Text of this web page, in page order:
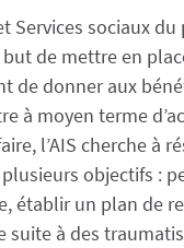
Services sociaux
de mettre en
de donner aux
à moyen terme
l’AIS cherche à
objectifs :
établir un plan de
à des